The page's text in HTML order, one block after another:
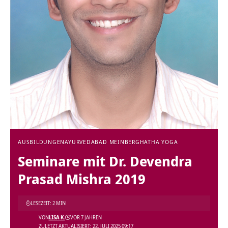
AUSBILDUNGENAYURVEDABAD MEINBERG HATHA YOGA
Seminare mit Dr. Devendra
Prasad Mishra 2019
ZULETZT AKTUALISIERT: 22. JULI 2025 09:17
VONLISA K. VOR 7 JAHREN
LESEZEIT: 2 MIN